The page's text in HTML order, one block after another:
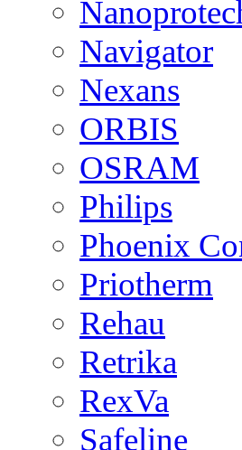
Navigator
Nexans
ORBIS
OSRAM
Philips
Phoenix
Priotherm
Rehau
Retrika
RexVa
Safeline